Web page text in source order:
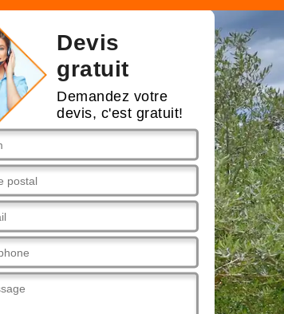
Devis
gratuit
Demandez votre
devis, c'est gratuit!